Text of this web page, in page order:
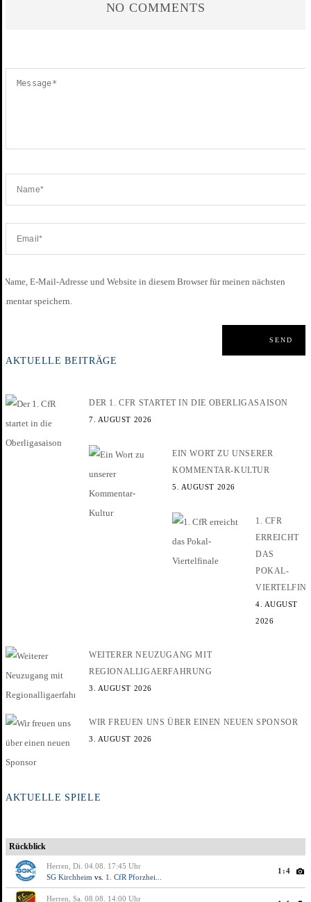
NO COMMENTS
Name, E-Mail-Adresse und Website in diesem Browser für meinen nächsten
speichern.
AKTUELLE BEITRÄGE
DER 1. CFR STARTET IN DIE OBERLIGASAISON
7. AUGUST 2026
EIN WORT ZU UNSERER
KOMMENTAR-KULTUR
5. AUGUST 2026
1. CFR
ERREICHT
DAS
POKAL-
4. AUGUST
2026
WEITERER NEUZUGANG MIT
REGIONALLIGAERFAHRUNG
3. AUGUST 2026
WIR FREUEN UNS ÜBER EINEN NEUEN SPONSOR
3. AUGUST 2026
AKTUELLE SPIELE